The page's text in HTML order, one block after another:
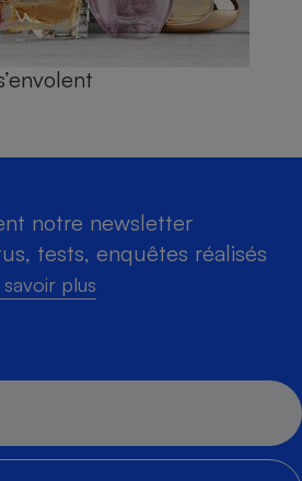
notre newsletter
tests, enquêtes réalisés
savoir plus